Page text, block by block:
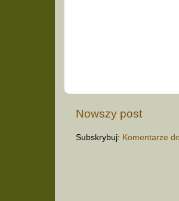
Nowszy post
Subskrybuj: Komentarze